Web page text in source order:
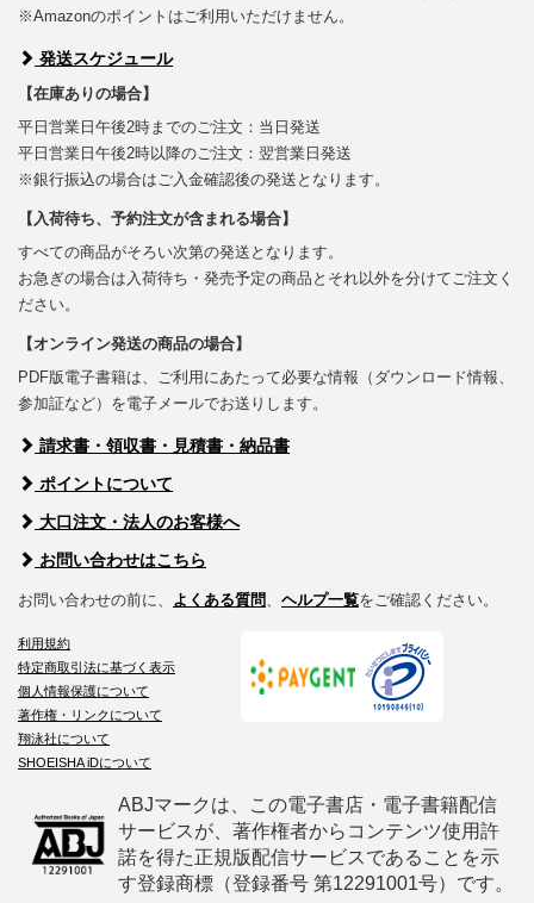
※Amazonのポイントはご利用いただけません。
発送スケジュール
【在庫ありの場合】
平日営業日午後2時までのご注文：当日発送
平日営業日午後2時以降のご注文：翌営業日発送
※銀行振込の場合はご入金確認後の発送となります。
【入荷待ち、予約注文が含まれる場合】
すべての商品がそろい次第の発送となります。
お急ぎの場合は入荷待ち・発売予定の商品とそれ以外を分けてご注文く
ださい。
【オンライン発送の商品の場合】
PDF版電子書籍は、ご利用にあたって必要な情報（ダウンロード情報、
参加証など）を電子メールでお送りします。
請求書・領収書・見積書・納品書
ポイントについて
大口注文・法人のお客様へ
お問い合わせはこちら
お問い合わせの前に、 よくある質問 ヘルプ一覧をご確認ください。
利用規約
特定商取引法に基づく表示
個人情報保護について
著作権・リンクについて
翔泳社について
SHOEISHA iDについて
ABJマークは、この電子書店・電子書籍配信
サービスが、著作権者からコンテンツ使用許
諾を得た正規版配信サービスであることを示
す登録商標（登録番号 第12291001号）です。